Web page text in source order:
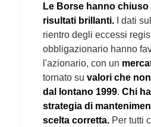
Le Borse hanno
risultati brillanti.
I dati
rientro degli eccessi
obbligazionario hanno
l'azionario, con un
tornato su valori che
dal lontano 1999. Chi
strategia di
scelta corretta. Per tutti